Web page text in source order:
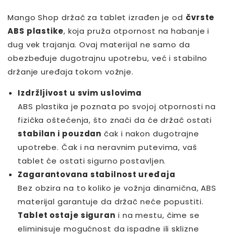
Mango Shop držač za tablet izrađen je od čvrste
ABS plastike, koja pruža otpornost na habanje i
dug vek trajanja. Ovaj materijal ne samo da
obezbeđuje dugotrajnu upotrebu, već i stabilno
držanje uređaja tokom vožnje.
Izdržljivost u svim uslovima
ABS plastika je poznata po svojoj otpornosti na
fizička oštećenja, što znači da će držač ostati
stabilan i pouzdan čak i nakon dugotrajne
upotrebe. Čak i na neravnim putevima, vaš
tablet će ostati sigurno postavljen.
Zagarantovana stabilnost uređaja
Bez obzira na to koliko je vožnja dinamična, ABS
materijal garantuje da držač neće popustiti.
Tablet ostaje siguran i na mestu, čime se
eliminisuje mogućnost da ispadne ili sklizne